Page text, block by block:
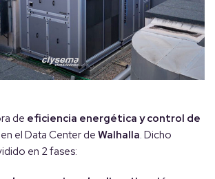
de eficiencia energética y control de
en el Data Center de Walhalla. Dicho
en 2 fases: